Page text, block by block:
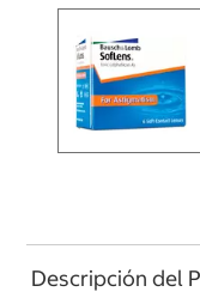
Descripción del